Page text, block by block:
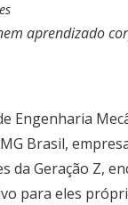
aprendizado
Engenharia
Brasil,
da Geração Z,
para eles